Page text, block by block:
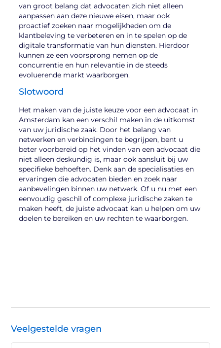
van groot belang dat advocaten zich niet alleen
aanpassen aan deze nieuwe eisen, maar ook
proactief zoeken naar mogelijkheden om de
klantbeleving te verbeteren en in te spelen op de
digitale transformatie van hun diensten. Hierdoor
kunnen ze een voorsprong nemen op de
concurrentie en hun relevantie in de steeds
evoluerende markt waarborgen.
Slotwoord
Het maken van de juiste keuze voor een advocaat in
Amsterdam kan een verschil maken in de uitkomst
van uw juridische zaak. Door het belang van
netwerken en verbindingen te begrijpen, bent u
beter voorbereid op het vinden van een advocaat die
niet alleen deskundig is, maar ook aansluit bij uw
specifieke behoeften. Denk aan de specialisaties en
ervaringen die advocaten bieden en zoek naar
aanbevelingen binnen uw netwerk. Of u nu met een
eenvoudig geschil of complexe juridische zaken te
maken heeft, de juiste advocaat kan u helpen om uw
doelen te bereiken en uw rechten te waarborgen.
Veelgestelde vragen